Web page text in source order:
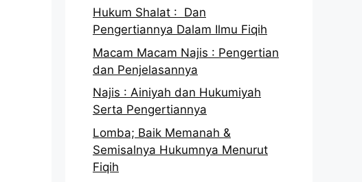
Hukum Shalat : Dan
Pengertiannya Dalam Ilmu Fiqih
Macam Macam Najis : Pengertian
dan Penjelasannya
Najis : Ainiyah dan Hukumiyah
Serta Pengertiannya
Lomba; Baik Memanah &
Semisalnya Hukumnya Menurut
Fiqih